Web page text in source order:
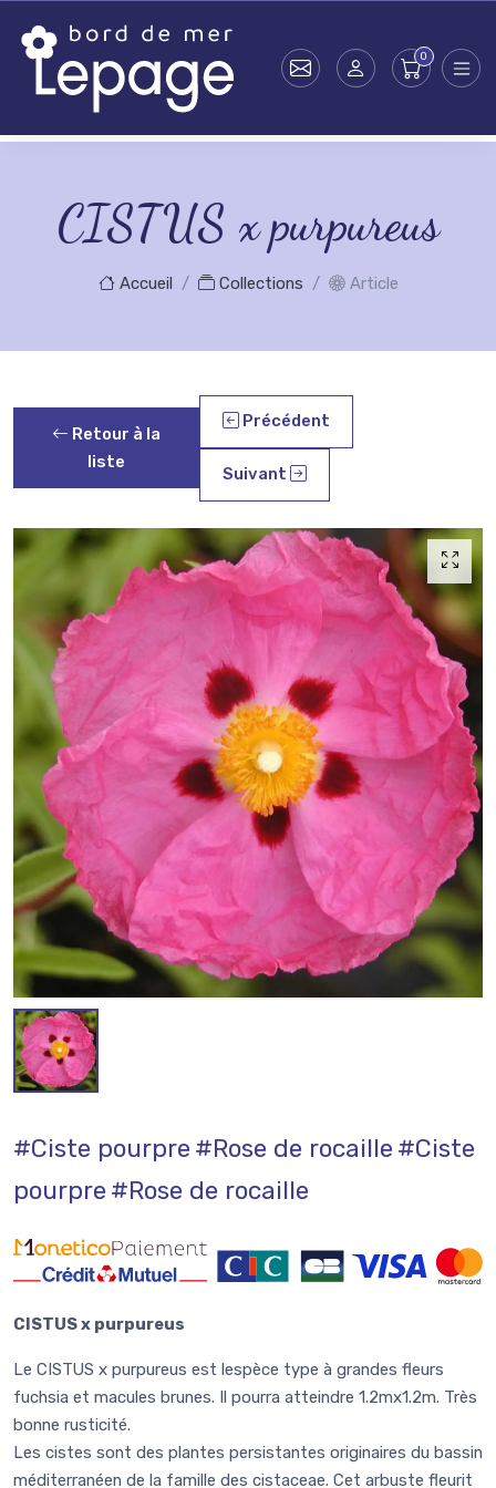
CISTUS x purpureus
Accueil Collections Article
Retour à la
liste
Précédent
Suivant
#Ciste pourpre#Rose de rocaille#Ciste
pourpre#Rose de rocaille
CISTUS x purpureus
Le CISTUS x purpureus est lespèce type à grandes fleurs
fuchsia et macules brunes. Il pourra atteindre 1.2mx1.2m. Très
bonne rusticité.
Les cistes sont des plantes persistantes originaires du bassin
méditerranéen de la famille des cistaceae. Cet arbuste fleurit